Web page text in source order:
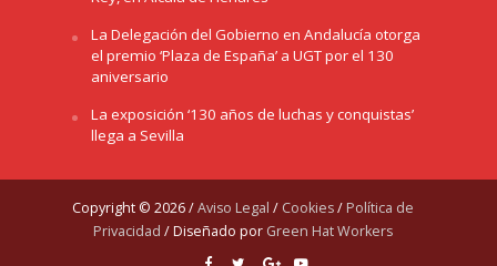
La Delegación del Gobierno en Andalucía otorga
el premio ‘Plaza de España’ a UGT por el 130
aniversario
La exposición ‘130 años de luchas y conquistas’
llega a Sevilla
Copyright © 2026 /Aviso Legal / Cookies/ Política de
Privacidad / Diseñado por Green Hat Workers